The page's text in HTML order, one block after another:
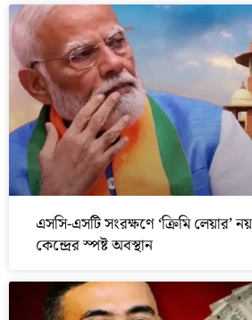
এসসি-এসটি সংরক্ষণে ‘ক্রিমি লেয়ার’
কেন্দ্রের স্পষ্ট অবস্থান